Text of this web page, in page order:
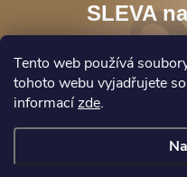
Tento web používá
tohoto webu vyjadřujete
informacízde.
Sledovat na
SLEVA
asleva 10 %
Chci